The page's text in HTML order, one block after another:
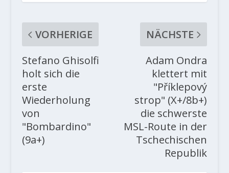
VORHERIGE
Stefano Ghisolfi
holt sich die
erste
Wiederholung
von
"Bombardino"
(9a+)
NÄCHSTE
Adam Ondra
klettert mit
"Příklepový
strop" (X+/8b+)
die schwerste
MSL-Route in der
Tschechischen
Republik